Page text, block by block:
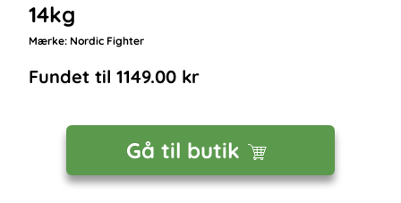
14kg
Mærke: Nordic Fighter
Fundet til 1149.00 kr
Gå til butik